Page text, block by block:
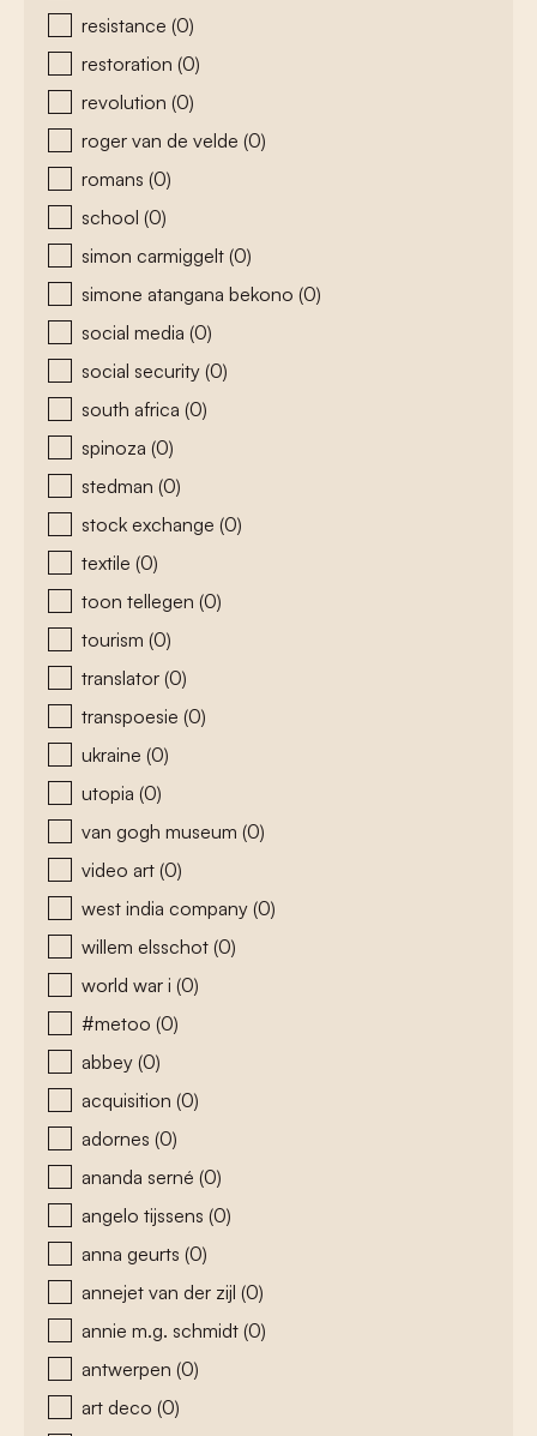
resistance (0)
restoration (0)
revolution (0)
roger van de velde (0)
romans (0)
school (0)
simon carmiggelt (0)
simone atangana bekono (0)
social media (0)
social security (0)
south africa (0)
spinoza (0)
stedman (0)
stock exchange (0)
textile (0)
toon tellegen (0)
tourism (0)
translator (0)
transpoesie (0)
ukraine (0)
utopia (0)
van gogh museum (0)
video art (0)
west india company (0)
willem elsschot (0)
world war i (0)
#metoo (0)
abbey (0)
acquisition (0)
adornes (0)
ananda serné (0)
angelo tijssens (0)
anna geurts (0)
annejet van der zijl (0)
annie m.g. schmidt (0)
antwerpen (0)
art deco (0)